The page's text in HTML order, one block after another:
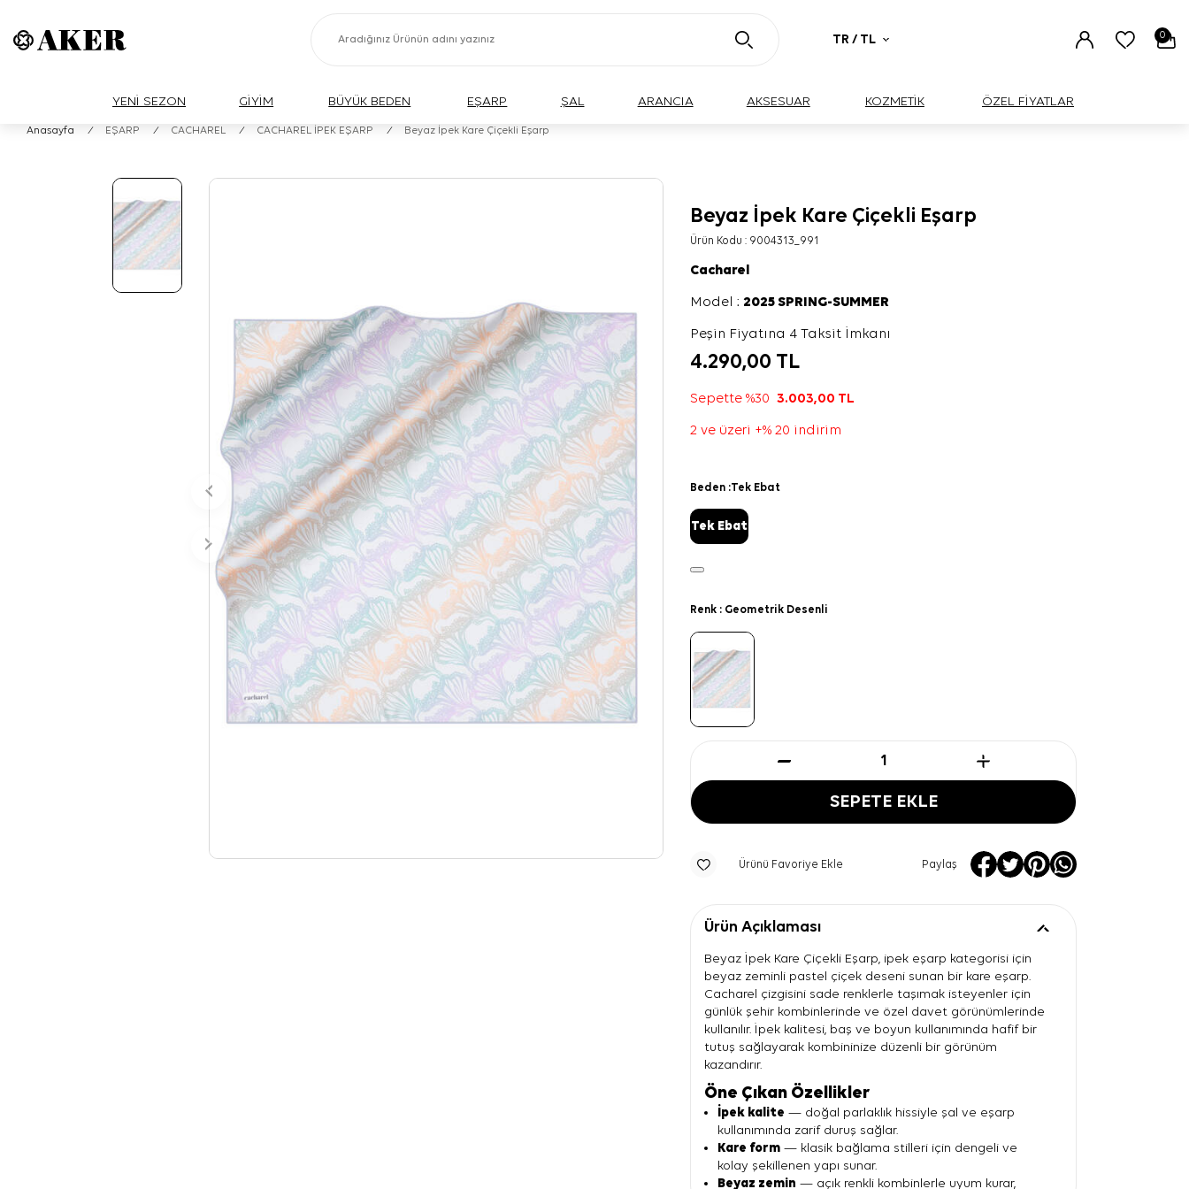
TR / TL 0
YENİ SEZON GİYİM BÜYÜK BEDEN EŞARP ŞAL ARANCIA AKSESUAR KOZMETİK ÖZEL FİYATLAR
Anasayfa / EŞARP / CACHAREL / CACHAREL İPEK EŞARP / Beyaz İpek Kare Çiçekli Eşarp
Beyaz İpek Kare Çiçekli Eşarp
Ürün Kodu : 9004313_991
Cacharel
Model :2025 SPRING-SUMMER
Peşin Fiyatına 4 Taksit İmkanı
4.290,00 TL
Sepette %303.003,00 TL
2 ve üzeri +% 20 indirim
Beden :Tek Ebat
Tek Ebat
Renk : Geometrik Desenli
SEPETE EKLE
Ürünü Favoriye Ekle Paylaş
Ürün Açıklaması
Beyaz İpek Kare Çiçekli Eşarp, ipek eşarp kategorisi için
beyaz zeminli pastel çiçek deseni sunan bir kare eşarp.
Cacharel çizgisini sade renklerle taşımak isteyenler için
günlük şehir kombinlerinde ve özel davet görünümlerinde
kullanılır. İpek kalitesi, baş ve boyun kullanımında hafif bir
tutuş sağlayarak kombininize düzenli bir görünüm
kazandırır.
Öne Çıkan Özellikler
İpek kalite — doğal parlaklık hissiyle şal ve eşarp
kullanımında zarif duruş sağlar.
Kare form — klasik bağlama stilleri için dengeli ve
kolay şekillenen yapı sunar.
Beyaz zemin — açık renkli kombinlerle uyum kurar,